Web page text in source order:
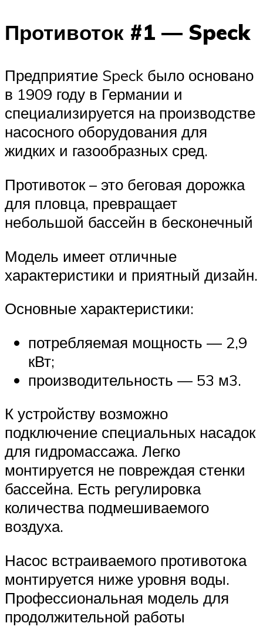
Противоток #1 — Speck
Предприятие Speck было основано
в 1909 году в Германии и
специализируется на производстве
насосного оборудования для
жидких и газообразных сред.
Противоток – это беговая дорожка
для пловца, превращает
небольшой бассейн в бесконечный
Модель имеет отличные
характеристики и приятный дизайн.
Основные характеристики:
потребляемая мощность — 2,9
кВт;
производительность — 53 м3.
К устройству возможно
подключение специальных насадок
для гидромассажа. Легко
монтируется не повреждая стенки
бассейна. Есть регулировка
количества подмешиваемого
воздуха.
Насос встраиваемого противотока
монтируется ниже уровня воды.
Профессиональная модель для
продолжительной работы